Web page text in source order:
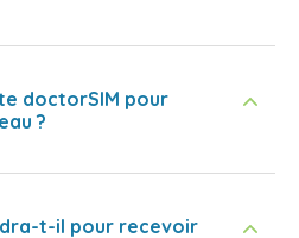
doctorSIM pour
?
t-il pour recevoir